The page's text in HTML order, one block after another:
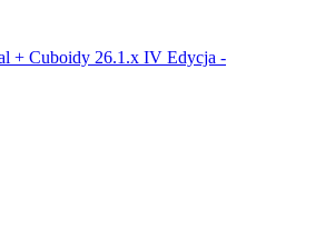
+ Cuboidy 26.1.x IV Edycja -